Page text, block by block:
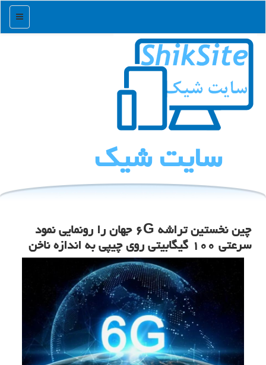
منو
سایت شیك
چین نخستین تراشه ۶G جهان را رونمایی نمود
سرعتی ۱۰۰ گیگابیتی روی چیپی به اندازه ناخن